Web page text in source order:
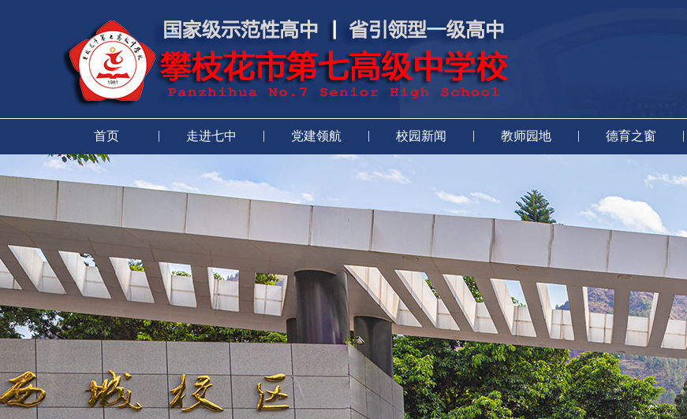
首页 | 走进七中 | 党建领航 | 校园新闻 | 教师园地 | 德育之窗 |